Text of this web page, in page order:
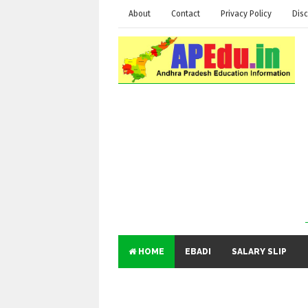
About Contact Privacy Policy
HOME EBADI SALARY SLIP